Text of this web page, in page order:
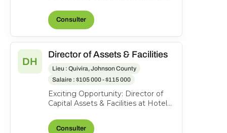
Short Hills. At Cr...
Consulter
DH
Director of Assets & Facilities
Lieu : Quivira, Johnson County
Salaire : $105 000 - $115 000
Exciting Opportunity: Director of
Capital Assets & Facilities at Hotel
About the role...
Consulter